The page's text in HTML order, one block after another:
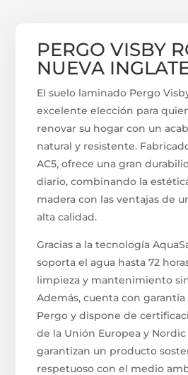
PERGO VISBY
NUEVA
El suelo laminado Pergo
excelente elección para
renovar su hogar con un
natural y resistente.
AC5, ofrece una gran
diario, combinando la
madera con las ventajas de
alta calidad.
Gracias a la tecnología
soporta el agua hasta 72
limpieza y mantenimiento
Además, cuenta con
Pergo y dispone de
de la Unión Europea y Nordic
garantizan un producto
respetuoso con el medio